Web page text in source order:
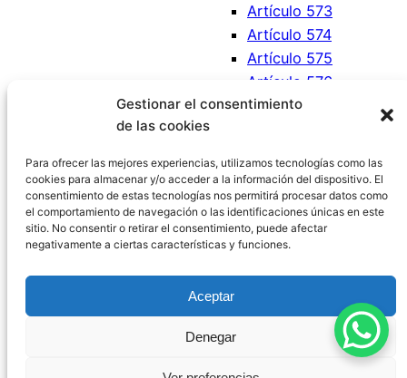
Gestionar el consentimiento
de las cookies
Para ofrecer las mejores experiencias, utilizamos tecnologías como las
cookies para almacenar y/o acceder a la información del dispositivo. El
consentimiento de estas tecnologías nos permitirá procesar datos como
el comportamiento de navegación o las identificaciones únicas en este
sitio. No consentir o retirar el consentimiento, puede afectar
negativamente a ciertas características y funciones.
Aceptar
Denegar
Artículo 573
Artículo 574
Artículo 575
Artículo 576
Artículo 577
Política de Privacidad
Política de
Contacto